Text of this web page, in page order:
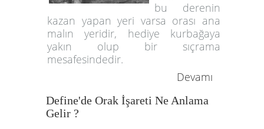
bu derenin
kazan yapan yeri varsa orası ana
malın yeridir, hediye kurbağaya
yakın olup bir sıçrama
mesafesindedir.
Devamı
Define'de Orak İşareti Ne Anlama
Gelir ?